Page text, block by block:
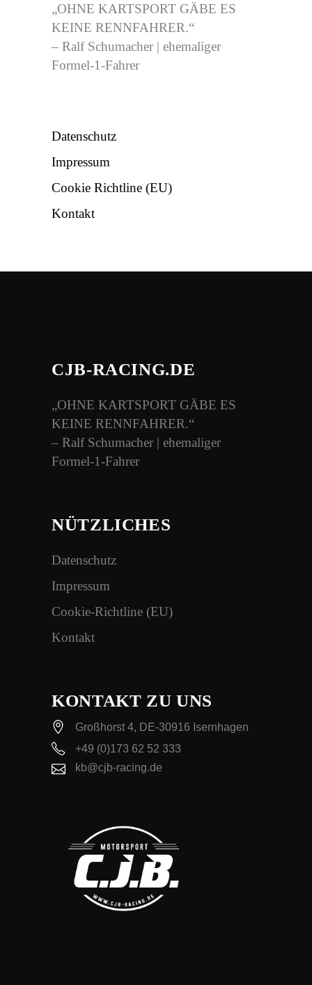
„OHNE KARTSPORT GÄBE ES
KEINE RENNFAHRER.“
– Ralf Schumacher | ehemaliger
Formel-1-Fahrer
Datenschutz
Impressum
Cookie Richtline (EU)
Kontakt
CJB-RACING.DE
„OHNE KARTSPORT GÄBE ES
KEINE RENNFAHRER.“
– Ralf Schumacher | ehemaliger
Formel-1-Fahrer
NÜTZLICHES
Datenschutz
Impressum
Cookie-Richtline (EU)
Kontakt
KONTAKT ZU UNS
Großhorst 4, DE-30916 Isernhagen
+49 (0)173 62 52 333
kb@cjb-racing.de